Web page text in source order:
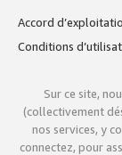
Accord
Conditions
Sur ce site,
(collectivement
nos services, y
connectez, pour